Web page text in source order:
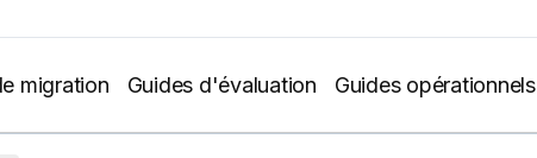
migration Guides d'évaluation Guides opérationnels